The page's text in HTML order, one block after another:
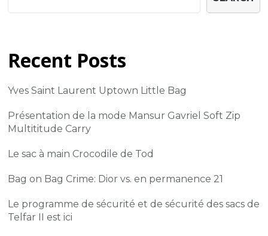
Recent Posts
Yves Saint Laurent Uptown Little Bag
Présentation de la mode Mansur Gavriel Soft Zip
Multititude Carry
Le sac à main Crocodile de Tod
Bag on Bag Crime: Dior vs. en permanence 21
Le programme de sécurité et de sécurité des sacs de
Telfar II est ici